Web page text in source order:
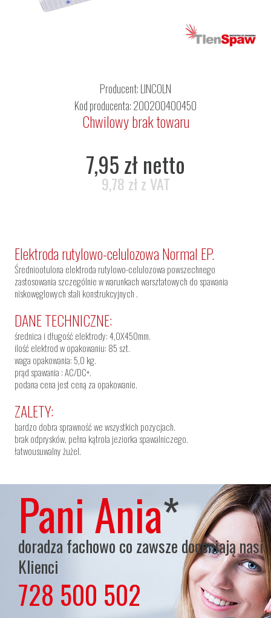
Producent:LINCOLN
Kod producenta: 200200400450
Chwilowy brak towaru
7,95 zł netto
9,78 zł z VAT
Elektroda rutylowo-celulozowa Normal EP.
Średniootulona elektroda rutylowo-celulozowa powszechnego
zastosowania szczególnie w warunkach warsztatowych do spawania
niskowęglowych stali konstrukcyjnych .
DANE TECHNICZNE:
średnica i długość elektrody: 4,0X450mm.
ilość elektrod w opakowaniu: 85 szt.
waga opakowania: 5,0 kg.
prąd spawania : AC/DC+.
podana cena jest ceną za opakowanie.
ZALETY:
bardzo dobra sprawność we wszystkich pozycjach.
brak odprysków, pełna kątrola jeziorka spawalniczego.
łatwousuwalny żużel.
Pani Ania*
doradza fachowo co zawsze doceniają nasi
Klienci
728 500 502